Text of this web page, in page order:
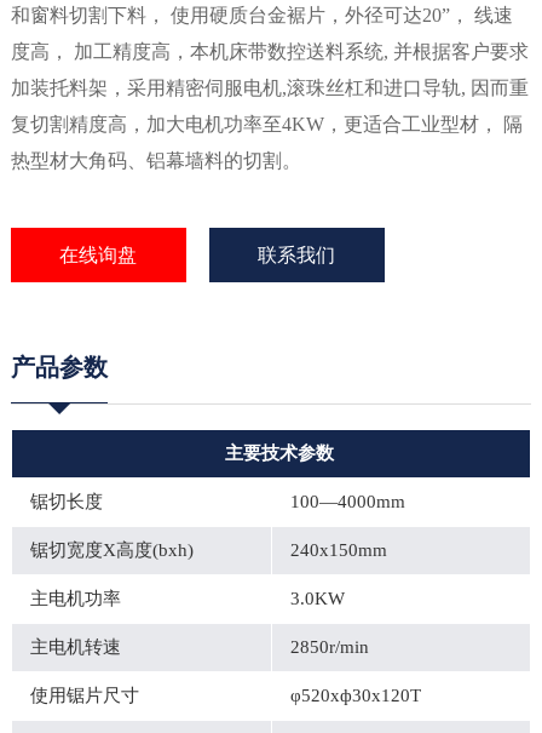
和窗料切割下料，
使用硬质台金裾片，外径可达20”， 线速
度高， 加工精度高，本机床带数控送料系统, 并根据客户要求
加装托料架，采用精密伺服电机,滚珠丝杠和进口导轨, 因而重
复切割精度高，加大电机功率至4KW，更适合工业型材， 隔
热型材大角码、铝幕墙料的切割。
在线询盘 联系我们
产品参数
主要技术参数
锯切长度 100—4000mm
锯切宽度X高度(bxh) 240x150mm
主电机功率 3.0KW
主电机转速 2850r/min
使用锯片尺寸 φ520xф30x120T